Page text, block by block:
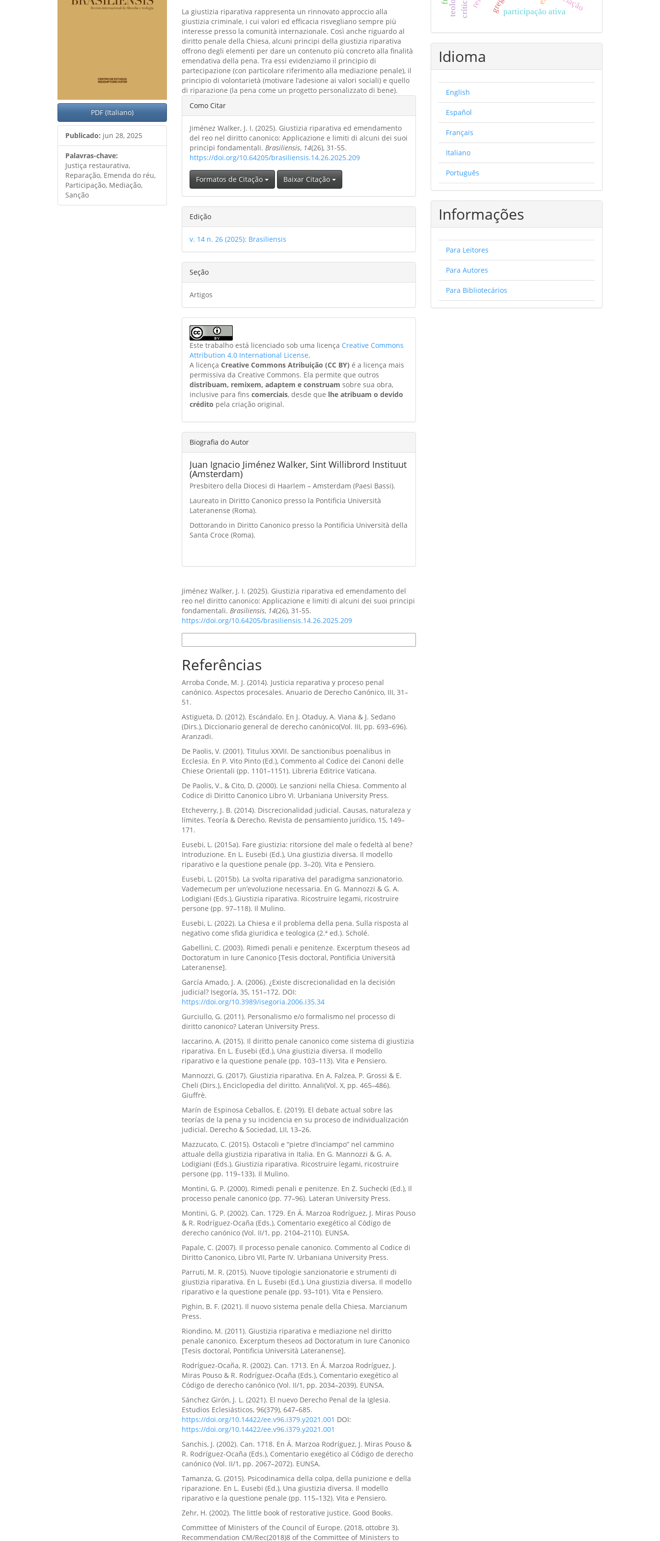
PDF (Italiano)
Publicado: jun 28, 2025
Palavras-chave:
Justiça restaurativa,
Reparação, Emenda do réu,
Participação, Mediação,
Sanção
La giustizia riparativa rappresenta un rinnovato approccio alla
giustizia criminale, i cui valori ed efficacia risvegliano sempre più
interesse presso la comunità internazionale. Così anche riguardo al
diritto penale della Chiesa, alcuni principi della giustizia riparativa
offrono degli elementi per dare un contenuto più concreto alla finalità
emendativa della pena. Tra essi evidenziamo il principio di
partecipazione (con particolare riferimento alla mediazione penale), il
principio di volontarietà (motivare l’adesione ai valori sociali) e quello
di riparazione (la pena come un progetto personalizzato di bene).
Detalhes
do
artigo
Como Citar
Jiménez Walker, J. I. (2025). Giustizia riparativa ed emendamento
del reo nel diritto canonico: Applicazione e limiti di alcuni dei suoi
principi fondamentali. Brasiliensis, 14(26), 31-55.
https://doi.org/10.64205/brasiliensis.14.26.2025.209
Formatos de Citação Baixar Citação
Edição
v. 14 n. 26 (2025): Brasiliensis
Seção
Artigos
Este trabalho está licenciado sob uma licença Creative Commons
Attribution 4.0 International License.
A licençaCreative Commons Atribuição (CC BY) é a licença mais
permissiva da Creative Commons. Ela permite que outros
distribuam, remixem, adaptem e construam sobre sua obra,
inclusive para finscomerciais, desde que lhe atribuam o devido
crédito pela criação original.
Biografia do Autor
Juan Ignacio Jiménez Walker, Sint Willibrord Instituut
(Amsterdam)
Presbitero della Diocesi di Haarlem – Amsterdam (Paesi Bassi).
Laureato in Diritto Canonico presso la Pontificia Università
Lateranense (Roma).
Dottorando in Diritto Canonico presso la Pontificia Università della
Santa Croce (Roma).
Jiménez Walker, J. I. (2025). Giustizia riparativa ed emendamento del
reo nel diritto canonico: Applicazione e limiti di alcuni dei suoi principi
fondamentali. Brasiliensis, 14(26), 31-55.
https://doi.org/10.64205/brasiliensis.14.26.2025.209
Referências
Arroba Conde, M. J. (2014). Justicia reparativa y proceso penal
canónico. Aspectos procesales. Anuario de Derecho Canónico, III, 31–
51.
Astigueta, D. (2012). Escándalo. En J. Otaduy, A. Viana & J. Sedano
(Dirs.), Diccionario general de derecho canónico(Vol. III, pp. 693–696).
Aranzadi.
De Paolis, V. (2001). Titulus XXVII. De sanctionibus poenalibus in
Ecclesia. En P. Vito Pinto (Ed.), Commento al Codice dei Canoni delle
Chiese Orientali (pp. 1101–1151). Libreria Editrice Vaticana.
De Paolis, V., & Cito, D. (2000). Le sanzioni nella Chiesa. Commento al
Codice di Diritto Canonico Libro VI. Urbaniana University Press.
Etcheverry, J. B. (2014). Discrecionalidad judicial. Causas, naturaleza y
límites. Teoría & Derecho. Revista de pensamiento jurídico, 15, 149–
171.
Eusebi, L. (2015a). Fare giustizia: ritorsione del male o fedeltà al bene?
Introduzione. En L. Eusebi (Ed.), Una giustizia diversa. Il modello
riparativo e la questione penale (pp. 3–20). Vita e Pensiero.
Eusebi, L. (2015b). La svolta riparativa del paradigma sanzionatorio.
Vademecum per un’evoluzione necessaria. En G. Mannozzi & G. A.
Lodigiani (Eds.), Giustizia riparativa. Ricostruire legami, ricostruire
persone (pp. 97–118). Il Mulino.
Eusebi, L. (2022). La Chiesa e il problema della pena. Sulla risposta al
negativo come sfida giuridica e teologica (2.ª ed.). Scholé.
Gabellini, C. (2003). Rimedi penali e penitenze. Excerptum theseos ad
Doctoratum in Iure Canonico [Tesis doctoral, Pontificia Università
Lateranense].
García Amado, J. A. (2006). ¿Existe discrecionalidad en la decisión
judicial? Isegoría, 35, 151–172. DOI:
https://doi.org/10.3989/isegoria.2006.i35.34
Gurciullo, G. (2011). Personalismo e/o formalismo nel processo di
diritto canonico? Lateran University Press.
Iaccarino, A. (2015). Il diritto penale canonico come sistema di giustizia
riparativa. En L. Eusebi (Ed.), Una giustizia diversa. Il modello
riparativo e la questione penale (pp. 103–113). Vita e Pensiero.
Mannozzi, G. (2017). Giustizia riparativa. En A. Falzea, P. Grossi & E.
Cheli (Dirs.), Enciclopedia del diritto. Annali(Vol. X, pp. 465–486).
Giuffrè.
Marín de Espinosa Ceballos, E. (2019). El debate actual sobre las
teorías de la pena y su incidencia en su proceso de individualización
judicial. Derecho & Sociedad, LII, 13–26.
Mazzucato, C. (2015). Ostacoli e “pietre d’inciampo” nel cammino
attuale della giustizia riparativa in Italia. En G. Mannozzi & G. A.
Lodigiani (Eds.), Giustizia riparativa. Ricostruire legami, ricostruire
persone (pp. 119–133). Il Mulino.
Montini, G. P. (2000). Rimedi penali e penitenze. En Z. Suchecki (Ed.), Il
processo penale canonico (pp. 77–96). Lateran University Press.
Montini, G. P. (2002). Can. 1729. En Á. Marzoa Rodríguez, J. Miras Pouso
& R. Rodríguez-Ocaña (Eds.), Comentario exegético al Código de
derecho canónico (Vol. II/1, pp. 2104–2110). EUNSA.
Papale, C. (2007). Il processo penale canonico. Commento al Codice di
Diritto Canonico, Libro VII, Parte IV. Urbaniana University Press.
Parruti, M. R. (2015). Nuove tipologie sanzionatorie e strumenti di
giustizia riparativa. En L. Eusebi (Ed.), Una giustizia diversa. Il modello
riparativo e la questione penale (pp. 93–101). Vita e Pensiero.
Pighin, B. F. (2021). Il nuovo sistema penale della Chiesa. Marcianum
Press.
Riondino, M. (2011). Giustizia riparativa e mediazione nel diritto
penale canonico. Excerptum theseos ad Doctoratum in Iure Canonico
[Tesis doctoral, Pontificia Università Lateranense].
Rodríguez-Ocaña, R. (2002). Can. 1713. En Á. Marzoa Rodríguez, J.
Miras Pouso & R. Rodríguez-Ocaña (Eds.), Comentario exegético al
Código de derecho canónico (Vol. II/1, pp. 2034–2039). EUNSA.
Sánchez Girón, J. L. (2021). El nuevo Derecho Penal de la Iglesia.
Estudios Eclesiásticos, 96(379), 647–685.
https://doi.org/10.14422/ee.v96.i379.y2021.001 DOI:
https://doi.org/10.14422/ee.v96.i379.y2021.001
Sanchis, J. (2002). Can. 1718. En Á. Marzoa Rodríguez, J. Miras Pouso &
R. Rodríguez-Ocaña (Eds.), Comentario exegético al Código de derecho
canónico (Vol. II/1, pp. 2067–2072). EUNSA.
Tamanza, G. (2015). Psicodinamica della colpa, della punizione e della
riparazione. En L. Eusebi (Ed.), Una giustizia diversa. Il modello
riparativo e la questione penale (pp. 115–132). Vita e Pensiero.
Zehr, H. (2002). The little book of restorative justice. Good Books.
Committee of Ministers of the Council of Europe. (2018, ottobre 3).
Recommendation CM/Rec(2018)8 of the Committee of Ministers to
participação ativa
Idioma
English
Español
Français
Italiano
Português
Informações
Para Leitores
Para Autores
Para Bibliotecários